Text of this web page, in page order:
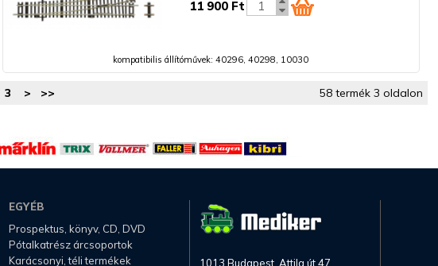
11 900 Ft
kompatibilis állítóművek: 40296, 40298, 10030
3 > >> 58 termék 3 oldalon
EGYÉB
Prospektus, könyv, CD, DVD
Pótalkatrész árcsoportok
Karácsonyi, téli termékek
1013 Budapest, Attila út 47.